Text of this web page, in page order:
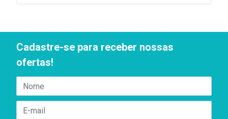
Cadastre-se para receber nossas
ofertas!